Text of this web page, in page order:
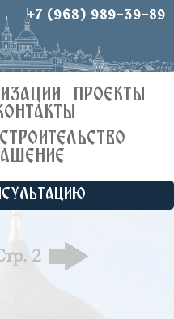
+7 (968) 989-39-89
ПРОЕКТЫ
СТРОИТЕЛЬСТВО
2